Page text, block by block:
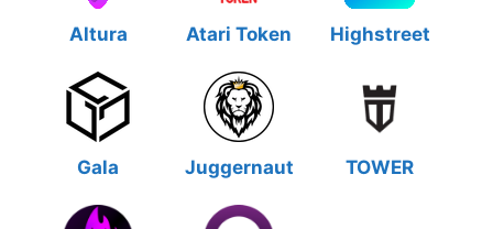
Altura Atari Token Highstreet
Gala Juggernaut TOWER